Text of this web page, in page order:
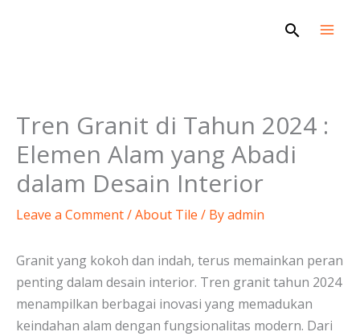
Search
Tren Granit di Tahun 2024 :
Elemen Alam yang Abadi
dalam Desain Interior
Leave a Comment/About Tile / Byadmin
Granit yang kokoh dan indah, terus memainkan peran
penting dalam desain interior. Tren granit tahun 2024
menampilkan berbagai inovasi yang memadukan
keindahan alam dengan fungsionalitas modern. Dari